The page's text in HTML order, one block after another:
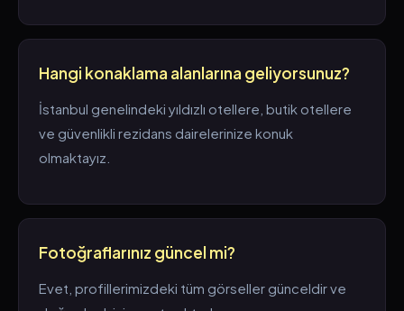
Hangi konaklama alanlarına geliyorsunuz?
İstanbul genelindeki yıldızlı otellere, butik otellere
ve güvenlikli rezidans dairelerinize konuk
olmaktayız.
Fotoğraflarınız güncel mi?
Evet, profillerimizdeki tüm görseller günceldir ve